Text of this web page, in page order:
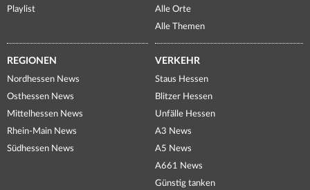
Playlist
Alle Orte
Alle Themen
REGIONEN
Nordhessen News
Osthessen News
Mittelhessen News
Rhein-Main News
Südhessen News
VERKEHR
Staus Hessen
Blitzer Hessen
Unfälle Hessen
A3 News
A5 News
A661 News
Günstig tanken